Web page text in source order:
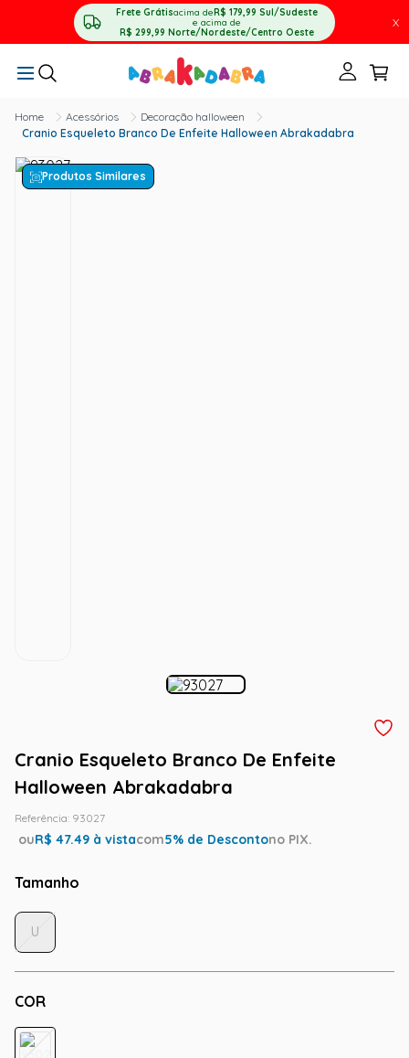
Frete Grátisacima deR$ 179,99 Sul/Sudeste
e acima de
R$ 299,99 Norte/Nordeste/Centro Oeste
X
Acessórios
Decoração halloween
Cranio Esqueleto Branco De Enfeite Halloween Abrakadabra
Produtos Similares
Cranio Esqueleto Branco De Enfeite
Halloween Abrakadabra
Referência: 93027
ouR$ 47.49 à vistacom5% de Descontono PIX.
Tamanho
COR
U